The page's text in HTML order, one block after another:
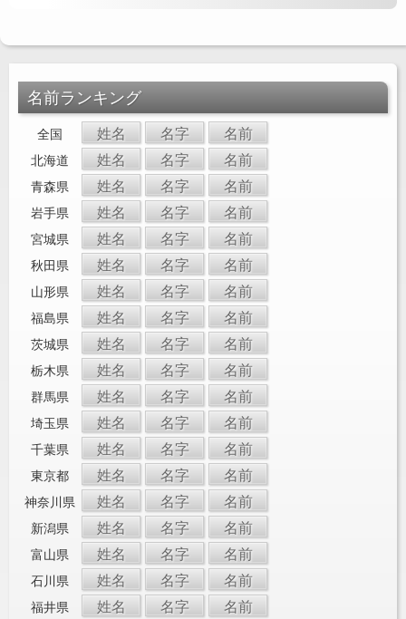
名前ランキング
全国 姓名 名字 名前
北海道 姓名 名字 名前
青森県 姓名 名字 名前
岩手県 姓名 名字 名前
宮城県 姓名 名字 名前
秋田県 姓名 名字 名前
山形県 姓名 名字 名前
福島県 姓名 名字 名前
茨城県 姓名 名字 名前
栃木県 姓名 名字 名前
群馬県 姓名 名字 名前
埼玉県 姓名 名字 名前
千葉県 姓名 名字 名前
東京都 姓名 名字 名前
神奈川県 姓名 名字 名前
新潟県 姓名 名字 名前
富山県 姓名 名字 名前
石川県 姓名 名字 名前
福井県 姓名 名字 名前